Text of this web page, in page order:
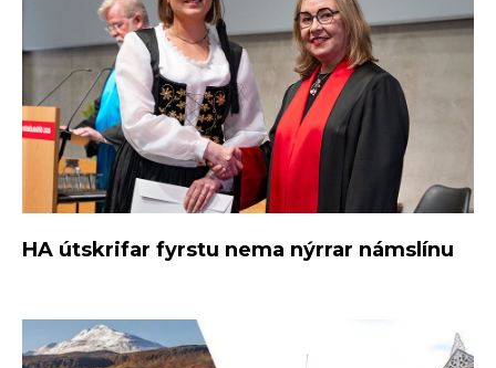
HA útskrifar fyrstu nema nýrrar námslínu